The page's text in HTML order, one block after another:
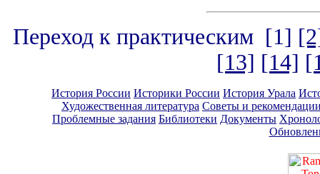
Переход к практическим [1]
[13] [14]
История России Историки России История Урала
Художественная литература Советы и
Проблемные задания Библиотеки Документы